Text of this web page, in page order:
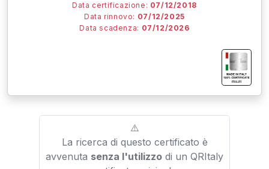
Data certificazione: 07/12/2018
Data rinnovo: 07/12/2025
Data scadenza: 07/12/2026
IT01.IT/
⚠️
La ricerca di questo certificato è
avvenuta senza l'utilizzo di un QRItaly